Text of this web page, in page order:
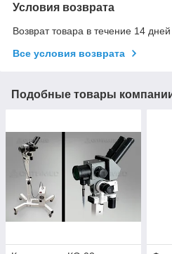
Условия возврата
Возврат товара в течение 14
Все условия возврата
Подобные товары